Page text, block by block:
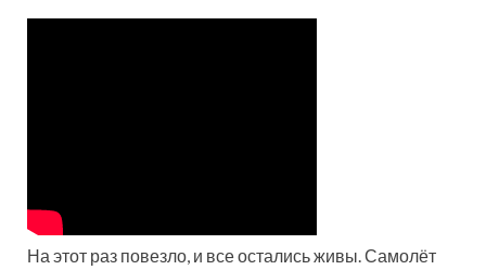
На этот раз повезло, и все остались живы. Самолёт